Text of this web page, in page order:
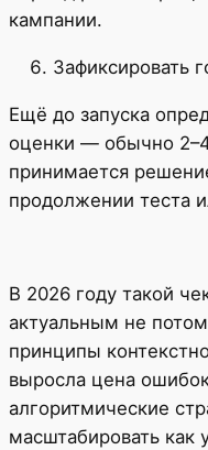
кампании.
Зафиксировать
Ещё до запуска
оценки — обычно
принимается
продолжении теста
В 2026 году такой
актуальным не
принципы
выросла цена
алгоритмические
масштабировать как